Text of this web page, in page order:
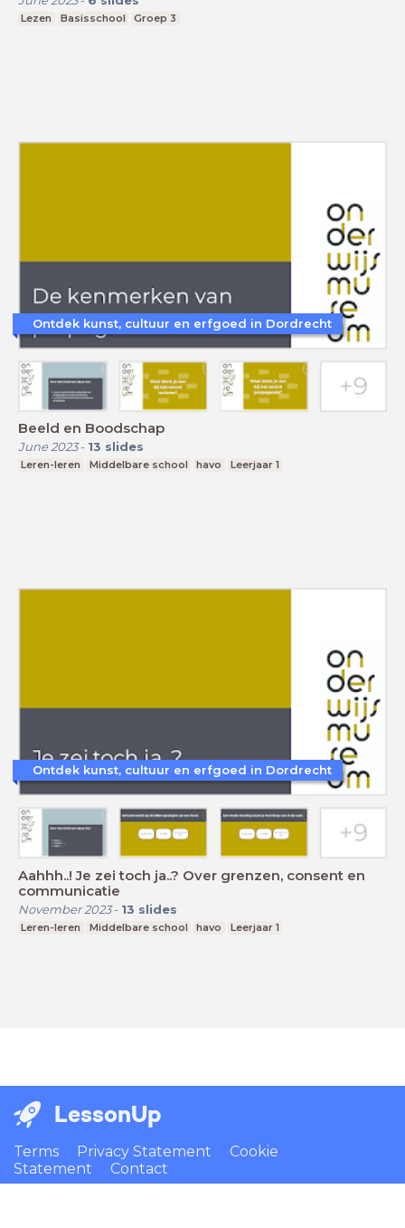
Lezen Basisschool Groep 3
Beeld en Boodschap
June 2023- 13 slides
Leren-leren Middelbare school havo Leerjaar 1
Ontdek kunst, cultuur en erfgoed in Dordrecht
Aahhh..! Je zei toch ja..? Over grenzen, consent en
communicatie
November 2023- 13 slides
Leren-leren Middelbare school havo Leerjaar 1
Ontdek kunst, cultuur en erfgoed in Dordrecht
LessonUp
Terms Privacy Statement
Cookie
Statement
Contact